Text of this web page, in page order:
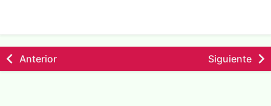
Anterior Siguiente